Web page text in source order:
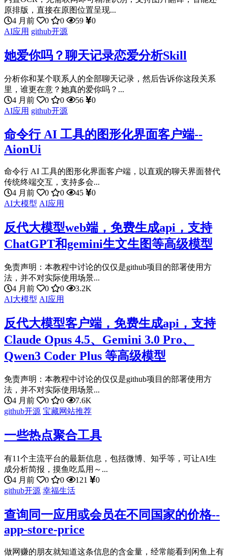
原排版，直接在原图位置呈现...
4 月前
0 0 59
0
AI应用 github开源
她爱你吗？聊天记录恋爱分析Skill
分析你和某个联系人的全部聊天记录，然后告诉你这段关系
里，谁更在意？她真的爱你吗？...
4 月前
0 0 56
0
AI应用 github开源
命令行 AI 工具的图形化界面客户端--
AionUi
命令行 AI 工具的图形化界面客户端，以直观的聊天界面替代
传统终端交互，支持多会...
4 月前
0 0 45
0
AI大模型 AI应用
反代大模型web端，免费生成api，支持
ChatGPT和gemini生文生图等高级模型
免责声明：本教程中讨论的仅仅是github项目的部署使用方
法，并不对实际使用场景...
4 月前
0 0
3.2K
AI大模型 AI应用
反代大模型客户端，免费生成api，支持
Claude Opus 4.5、Gemini 3.0 Pro、
Qwen3 Coder Plus 等高级模型
免责声明：本教程中讨论的仅仅是github项目的部署使用方
法，并不对实际使用场景...
4 月前
0 0
7.6K
github开源 宝藏网站推荐
一些热点聚合工具
有11个主流平台的最新信息，包括微博、知乎等，可让AI生
成分析简报，摸鱼吃瓜用～...
4 月前
0 0 121
0
github开源 幸福生活
查询同一应用或会员在不同国家的价格--
app-store-price
做网赚的朋友就知道这条信息的含金量，经常能看到闲鱼上有